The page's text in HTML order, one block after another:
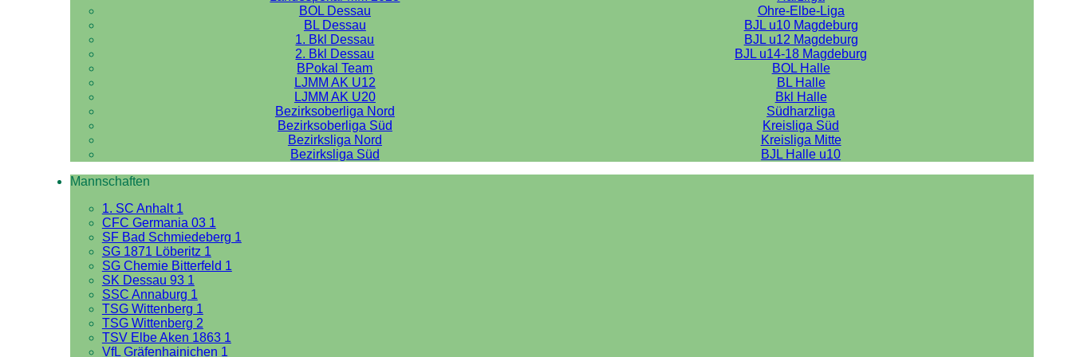
BOL Dessau
Ohre-Elbe-Liga
BL Dessau
BJL u10 Magdeburg
1. Bkl Dessau
BJL u12 Magdeburg
2. Bkl Dessau
BJL u14-18 Magdeburg
BPokal Team
BOL Halle
LJMM AK U12
BL Halle
LJMM AK U20
Bkl Halle
Bezirksoberliga Nord
Südharzliga
Bezirksoberliga Süd
Kreisliga Süd
Bezirksliga Nord
Kreisliga Mitte
Bezirksliga Süd
BJL Halle u10
Mannschaften
1. SC Anhalt 1
CFC Germania 03 1
SF Bad Schmiedeberg 1
SG 1871 Löberitz 1
SG Chemie Bitterfeld 1
SK Dessau 93 1
SSC Annaburg 1
TSG Wittenberg 1
TSG Wittenberg 2
TSV Elbe Aken 1863 1
VfL Gräfenhainichen 1